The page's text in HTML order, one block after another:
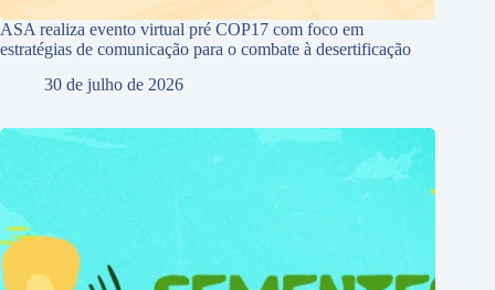
ASA realiza evento virtual pré COP17 com foco em
estratégias de comunicação para o combate à desertificação
30 de julho de 2026